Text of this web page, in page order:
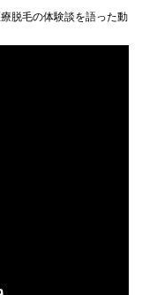
脱毛の体験談を語った動